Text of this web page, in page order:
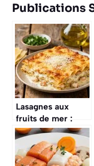
Publications
Lasagnes aux
fruits de mer :
recette
gourmande et
facile